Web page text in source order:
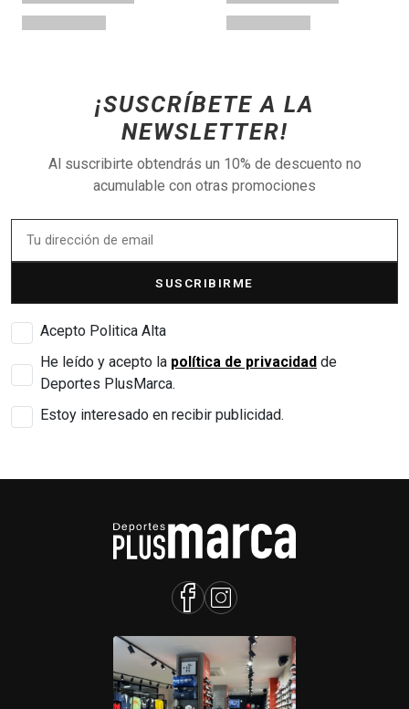
¡SUSCRÍBETE A LA
NEWSLETTER!
Al suscribirte obtendrás un 10% de descuento no
acumulable con otras promociones
SUSCRIBIRME
Acepto Politica Alta
He leído y acepto la política de privacidad de
Deportes PlusMarca.
Estoy interesado en recibir publicidad.